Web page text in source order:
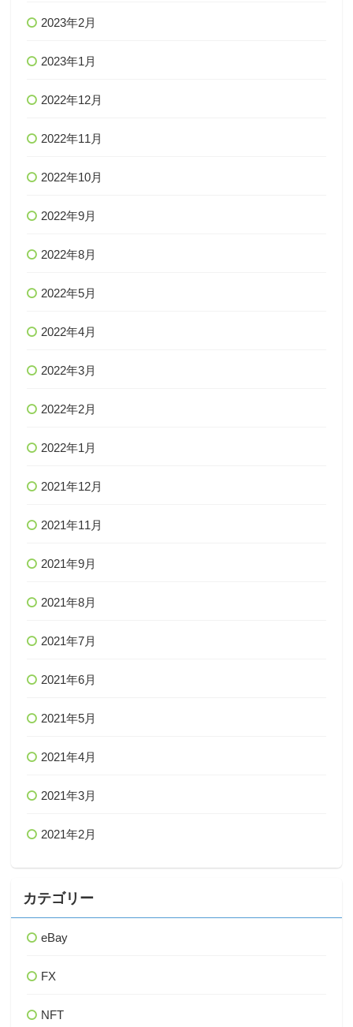
2023年2月
2023年1月
2022年12月
2022年11月
2022年10月
2022年9月
2022年8月
2022年5月
2022年4月
2022年3月
2022年2月
2022年1月
2021年12月
2021年11月
2021年9月
2021年8月
2021年7月
2021年6月
2021年5月
2021年4月
2021年3月
2021年2月
カテゴリー
eBay
FX
NFT